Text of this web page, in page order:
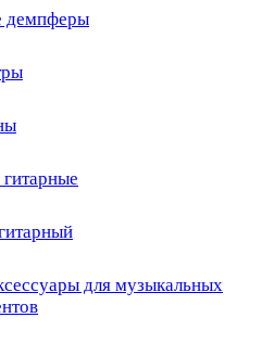
демпферы
для музыкальных